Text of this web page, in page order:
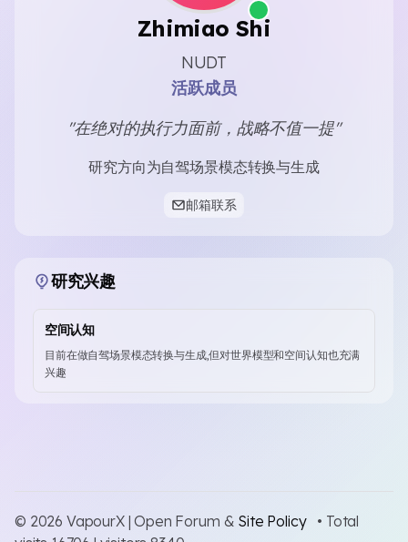
Zhimiao Shi
NUDT
活跃成员
"在绝对的执行力面前，战略不值一提"
研究方向为自驾场景模态转换与生成
邮箱联系
研究兴趣
空间认知
目前在做自驾场景模态转换与生成,但对世界模型和空间认知也充满
兴趣
© 2026 VapourX | Open Forum & Site Policy • Total